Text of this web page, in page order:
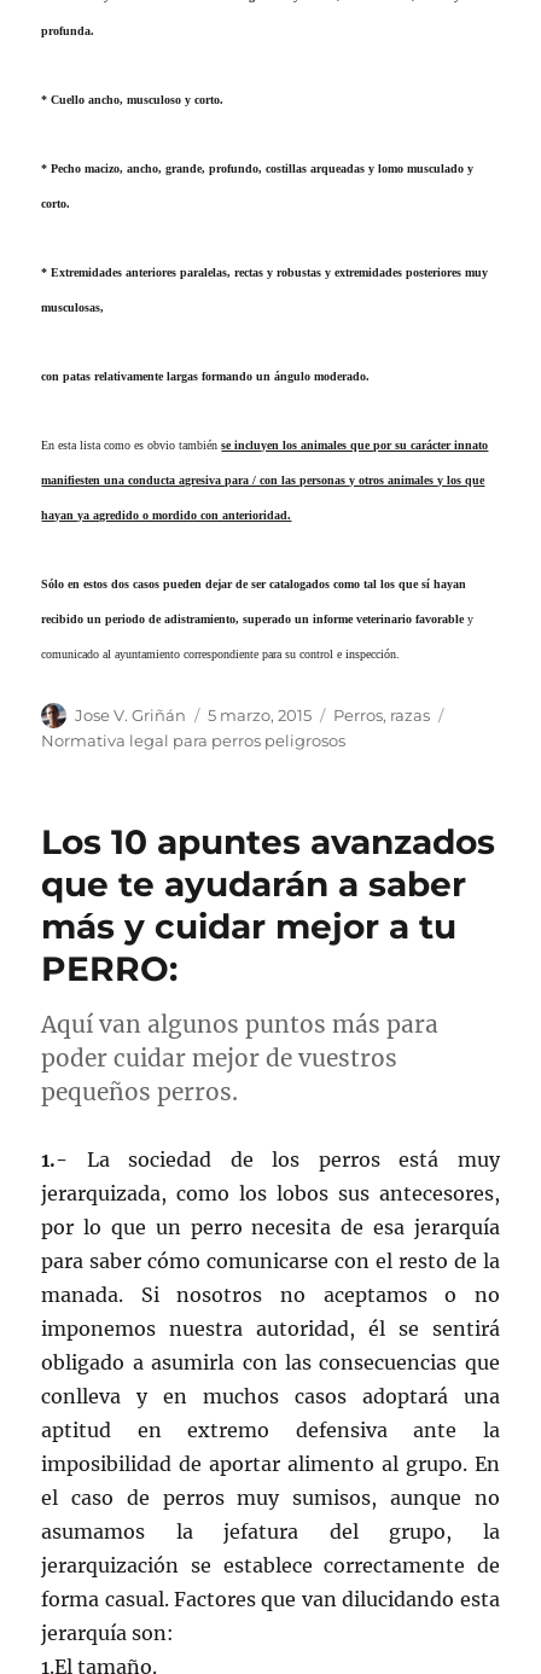
profunda.
* Cuello ancho, musculoso y corto.
* Pecho macizo, ancho, grande, profundo, costillas arqueadas y lomo musculado y
corto.
* Extremidades anteriores paralelas, rectas y robustas y extremidades posteriores muy
musculosas,
con patas relativamente largas formando un ángulo moderado.
En esta lista como es obvio tambiénse incluyen los animales que por su carácter innato
manifiesten una conducta agresiva para / con las personas y otros animales y los que
hayan ya agredido o mordido con anterioridad.
Sólo en estos dos casos pueden dejar de ser catalogados como tal los que sí hayan
recibido un periodo de adistramiento, superado un informe veterinario favorabley
comunicado al ayuntamiento correspondiente para su control e inspección.
Autor
Jose V. Griñán
Publicado
el
5 marzo, 2015 Categorías
Perros, razas
Normativa legal para perros peligrosos
Los 10 apuntes avanzados
que te ayudarán a saber
más y cuidar mejor a tu
PERRO:
Aquí van algunos puntos más para
poder cuidar mejor de vuestros
pequeños perros.
1.- La sociedad de los perros está muy
jerarquizada, como los lobos sus antecesores,
por lo que un perro necesita de esa jerarquía
para saber cómo comunicarse con el resto de la
manada. Si nosotros no aceptamos o no
imponemos nuestra autoridad, él se sentirá
obligado a asumirla con las consecuencias que
conlleva y en muchos casos adoptará una
aptitud en extremo defensiva ante la
imposibilidad de aportar alimento al grupo. En
el caso de perros muy sumisos, aunque no
asumamos la jefatura del grupo, la
jerarquización se establece correctamente de
forma casual. Factores que van dilucidando esta
jerarquía son:
1.El tamaño.